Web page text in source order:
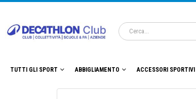
TUTTI GLI SPORT ABBIGLIAMENTO ACCESSORI SPORTIVI